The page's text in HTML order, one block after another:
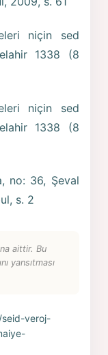
niçin sed
1338 (8
niçin sed
1338 (8
no: 36, Şeval
s. 2
aittir. Bu
yansıtması
veroj-